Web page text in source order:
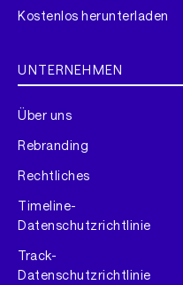
Kostenlos herunterladen
UNTERNEHMEN
Über uns
Rebranding
Rechtliches
Timeline-
Datenschutzrichtlinie
Track-
Datenschutzrichtlinie